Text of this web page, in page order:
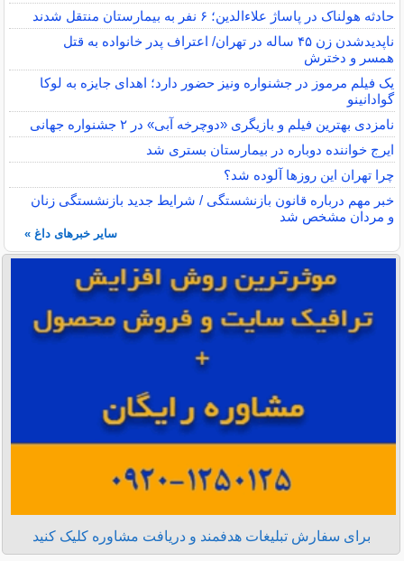
حادثه هولناک در پاساژ علاءالدین؛ ۶ نفر به بیمارستان منتقل شدند
ناپدیدشدن زن ۴۵ ساله در تهران/ اعتراف پدر خانواده به قتل
همسر و دخترش
یک فیلم مرموز در جشنواره ونیز حضور دارد؛ اهدای جایزه به لوکا
گوادانینو
نامزدی بهترین فیلم و بازیگری «دوچرخه آبی» در ۲ جشنواره جهانی
ایرج خواننده دوباره در بیمارستان بستری شد
چرا تهران این روزها آلوده شد؟
خبر مهم درباره قانون بازنشستگی / شرایط جدید بازنشستگی زنان
و مردان مشخص شد
سایر خبرهای داغ »
برای سفارش تبلیغات هدفمند و دریافت مشاوره کلیک کنید